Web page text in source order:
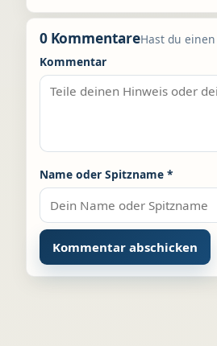
0 KommentareHast du
Kommentar
Name oder Spitzname *